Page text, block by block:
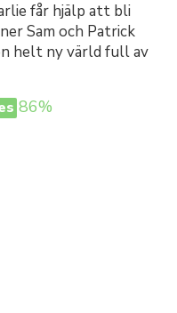
får hjälp att bli
Sam och Patrick
helt ny värld full av
86%